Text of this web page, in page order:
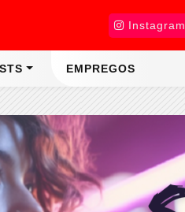
Instagram
EMPREGOS